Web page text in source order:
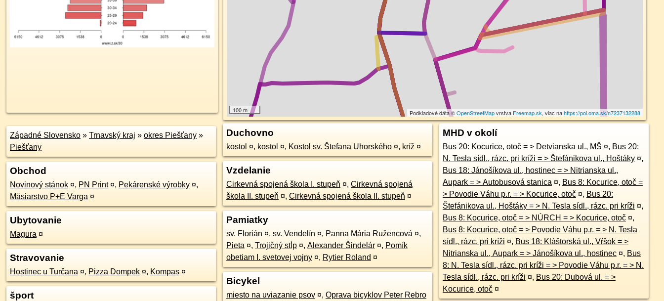
100 m Podkladové dáta ©OpenStreetMapvrstva Freemap.sk, viac nahttps://poi.oma.sk/n7237132288
Západné Slovensko » Trnavský kraj » okres Piešťany »
Piešťany
Obchod
Novinový stánok ¤, PN Print ¤, Pekárenské výrobky ¤,
Mäsiarstvo P+E Varga ¤
Ubytovanie
Magura ¤
Stravovanie
Hostinec u Turčana ¤, Pizza Dompek ¤, Kompas ¤
šport
Duchovno
kostol ¤, kostol ¤, Kostol sv. Štefana Uhorského ¤, kríž ¤
Vzdelanie
Cirkevná spojená škola I. stupeň ¤, Cirkevná spojená
škola II. stupeň ¤, Cirkevná spojená škola II. stupeň ¤
Pamiatky
sv. Florián ¤, sv. Vendelín ¤, Panna Mária Ružencová ¤,
Pieta ¤, Trojičný stĺp ¤, Alexander Šindelár ¤, Pomík
obetiam I. svetovej vojny ¤, Rytier Roland ¤
Bicykel
miesto na uviazanie psov ¤, Oprava bicyklov Peter Rebro
MHD v okolí
Bus 20: Kocurice, otoč = > Detvianska ul., MŠ ¤, Bus 20:
N. Tesla sídl., rázc. pri kríži = > Štefánikova ul., Hoštáky ¤,
Bus 18: Jánošíkova ul., hostinec = > Nitrianska ul.,
Aupark = > Autobusová stanica ¤, Bus 8: Kocurice, otoč =
> Povodie Váhu p.r. = > Kocurice, otoč ¤, Bus 20:
Štefánikova ul., Hoštáky = > N. Tesla sídl., rázc. pri kríži ¤,
Bus 8: Kocurice, otoč = > NÚRCH = > Kocurice, otoč ¤,
Bus 8: Kocurice, otoč = > Povodie Váhu p.r. = > N. Tesla
sídl., rázc. pri kríži ¤, Bus 18: Kláštorská ul., Vŕšok = >
Nitrianska ul., Aupark = > Jánošíkova ul., hostinec ¤, Bus
8: N. Tesla sídl., rázc. pri kríži = > Povodie Váhu p.r. = > N.
Tesla sídl., rázc. pri kríži ¤, Bus 20: Dubová ul. = >
Kocurice, otoč ¤